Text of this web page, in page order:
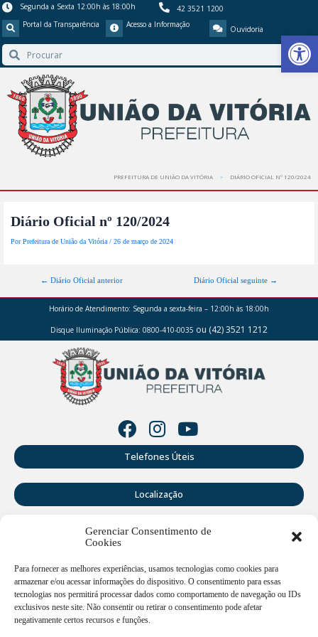
Gerenciar Consentimento de
Cookies
Para fornecer as melhores experiências, usamos tecnologias como cookies para
armazenar e/ou acessar informações do dispositivo. O consentimento para essas
tecnologias nos permitirá processar dados como comportamento de navegação ou IDs
exclusivos neste site. Não consentir ou retirar o consentimento pode afetar
negativamente certos recursos e funções.
Barra de
Segunda a Sexta 12:00h às 18:00h
42 3521 1200
Portal da Transparência
Acesso a Informação Ouvidoria
PREFEITURA DE UNIÃO DA VITÓRIA DIÁRIO OFICIAL Nº 120/2024
Diário Oficial nº 120/2024
PorPrefeitura de União da Vitória/26 de março de 2024
← Diário Oficial anterior Diário Oficial seguinte →
Horário de Atendimento: Segunda a sexta-feira – 12:00h às 18:00h
Disque Iluminação Pública: 0800-410-0035 ou (42) 3521 1212
Telefones Úteis
Localização
Perguntas Frequentes
Webmail
Rua Doutor Cruz Machado, 205 - Centro - União da Vitória -
PR